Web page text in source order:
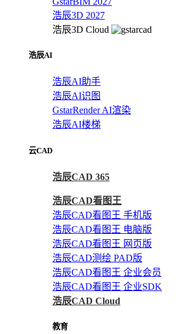
浩辰3D 2027
浩辰3D Cloud
浩辰AI
浩辰AI助手
浩辰AI识图
GstarRender AI渲染
浩辰AI楼梯
云CAD
浩辰CAD 365
浩辰CAD看图王
浩辰CAD看图王 手机版
浩辰CAD看图王 电脑版
浩辰CAD看图王 网页版
浩辰CAD测绘 PAD版
浩辰CAD看图王 企业会员
浩辰CAD看图王 企业SDK
浩辰CAD Cloud
教育